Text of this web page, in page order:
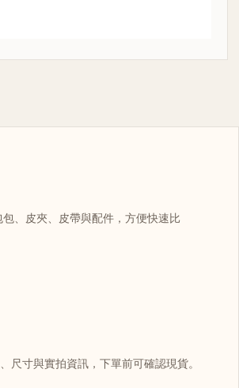
、皮夾、皮帶與配件，方便快速比
尺寸與實拍資訊，下單前可確認現貨。